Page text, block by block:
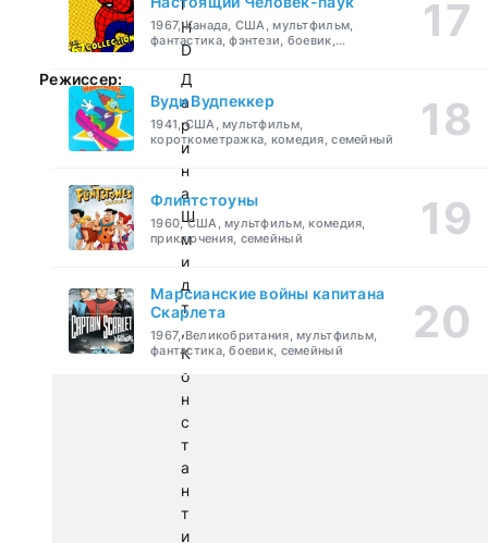
l
H
D
Режиссер:
Д
а
р
и
н
а
Ш
м
и
д
т
,
К
о
н
с
т
а
н
т
и
1967, Канада, США, мультфильм,
фантастика, фэнтези, боевик,
приключения, семейный
Вуди Вудпеккер
1941, США, мультфильм,
короткометражка, комедия, семейный
Флинтстоуны
1960, США, мультфильм, комедия,
приключения, семейный
Марсианские войны капитана
Скарлета
1967, Великобритания, мультфильм,
фантастика, боевик, семейный